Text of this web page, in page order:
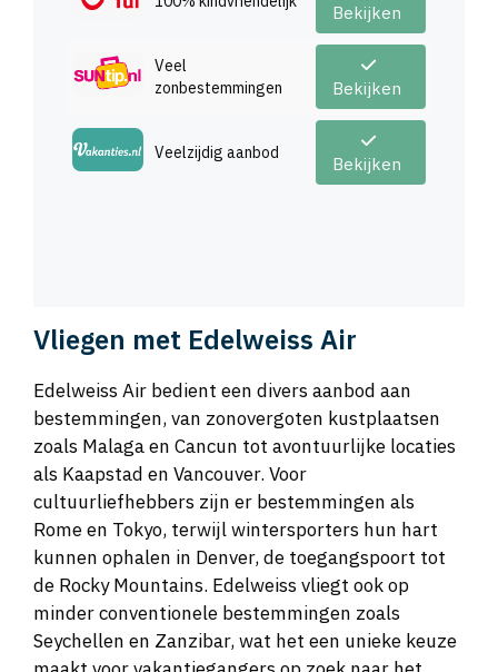
Bekijken
Veel
zonbestemmingen
Bekijken
Veelzijdig aanbod
Bekijken
Vliegen met Edelweiss Air
Edelweiss Air bedient een divers aanbod aan
bestemmingen, van zonovergoten kustplaatsen
zoals Malaga en Cancun tot avontuurlijke locaties
als Kaapstad en Vancouver. Voor
cultuurliefhebbers zijn er bestemmingen als
Rome en Tokyo, terwijl wintersporters hun hart
kunnen ophalen in Denver, de toegangspoort tot
de Rocky Mountains. Edelweiss vliegt ook op
minder conventionele bestemmingen zoals
Seychellen en Zanzibar, wat het een unieke keuze